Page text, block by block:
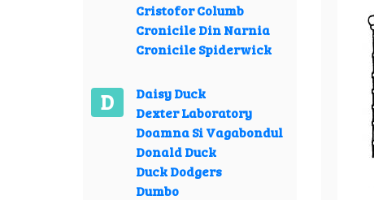
Cristofor Columb
Cronicile Din Narnia
Cronicile Spiderwick
D
Daisy Duck
Dexter Laboratory
Doamna Si Vagabondul
Donald Duck
Duck Dodgers
Dumbo